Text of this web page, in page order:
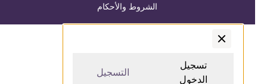
الشروط والأحكام
تسجيل
الدخول
التسجيل